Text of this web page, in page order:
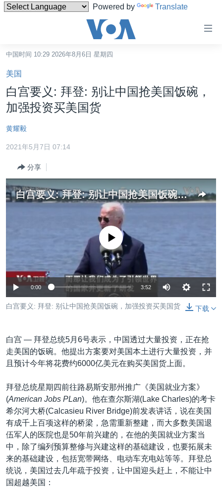
Powered by Translate
碍
链
接
跳
转
内
容
到
导
航
中国
最新国际新闻
印太
全球议题
分类新闻
经济·金融·贸易
人权·法律·宗教
环境
美中关系
热点专题
美国建国250周年
埃博拉疫情
台海两岸关系
南中国海争端
关注西藏
关注新疆
GEN Z 看美国
关注我们
其他语言网站
中国时间 10:29 2026年8月6日 星期四
美国
白宫要义: 拜登: 别让中国抢美国饭碗，
加强投资买美国货
黄耀毅
2021年5月7日 07:14
分享
白宫要义: 拜登: 别让中国抢美国饭碗，加强投资买美国货
没有媒体可用资源
0:00 3:52
下载
白宫要义: 拜登: 别让中国抢美国饭碗，加强投资买美国货
白宫 — 拜登总统5月6号表示，中国透过大量投资，正在抢
走美国的饭碗。他提出方案要对美国本土进行大量投资，并
且预计今年将花费约6000亿美元在购买美国货上面。
拜登总统星期四前往路易斯安那州推广《美国就业方案》
(American Jobs PLan)。他在查尔斯湖(Lake Charles)的考卡
希尔河大桥(Calcasieu River Bridge)前发表讲话，说在美国
有成千上百项这样的桥梁，急需重新整建，而大多数美国退
伍军人的医院也是50年前兴建的，在他的美国就业方案当
中，除了编列预算整修与兴建这样的基础建设，也要拓展未
来的基础建设，包括宽带网络、电动车充电站等等。拜登总
统说，美国过去几年疏于投资，让中国迎头赶上，不能让中
国超越美国：